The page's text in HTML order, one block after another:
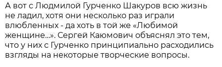
А вот с Людмилой Гурченко Шакуров всю жизнь
не ладил, хотя они несколько раз играли
влюбленных - да хоть в той же «Любимой
женщине…». Сергей Каюмович объяснял это тем,
что у них с Гурченко принципиально расходились
взгляды на некоторые творческие вопросы.